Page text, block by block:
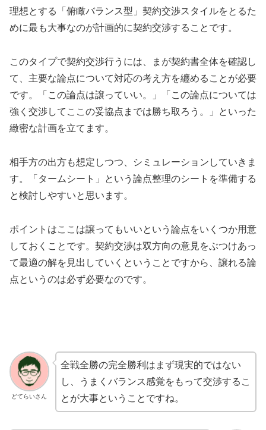
理想とする「俯瞰バランス型」契約交渉スタイルをとるた
めに最も大事なのが計画的に契約交渉することです。
このタイプで契約交渉行うには、まが契約書全体を確認し
て、主要な論点について対応の考え方を纏めることが必要
です。「この論点は譲っていい。」「この論点については
強く交渉してここの妥協点までは勝ち取ろう。」といった
緻密な計画を立てます。
相手方の出方も想定しつつ、シミュレーションしていきま
す。「タームシート」という論点整理のシートを準備する
と検討しやすいと思います。
ポイントはここは譲ってもいいという論点をいくつか用意
しておくことです。契約交渉は双方向の意見をぶつけあっ
て最適の解を見出していくということですから、譲れる論
点というのは必ず必要なのです。
どてらいさん
全戦全勝の完全勝利はまず現実的ではない
し、うまくバランス感覚をもって交渉するこ
とが大事ということですね。